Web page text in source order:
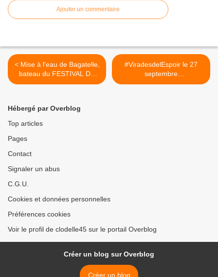
Ajouter un commentaire
< Mise à l'eau de Bagatelle,
bateau du FESTIVAL DE
LOIRE 2015 le mardi 15
#ViradesdelEspoir le 27
septembre
@vaincrelamuco... >
Hébergé par Overblog
Top articles
Pages
Contact
Signaler un abus
C.G.U.
Cookies et données personnelles
Préférences cookies
Voir le profil de clodelle45 sur le portail Overblog
Créer un blog sur Overblog
Créer un blog